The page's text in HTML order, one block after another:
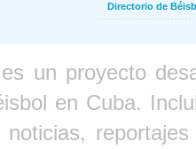
Directorio de
un proyecto
en Cuba.
noticias,